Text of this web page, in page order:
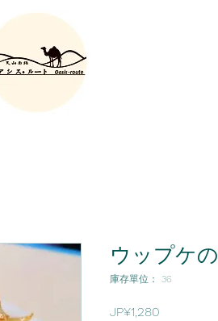
ウップケ
庫存單位： 36
JP¥1,280